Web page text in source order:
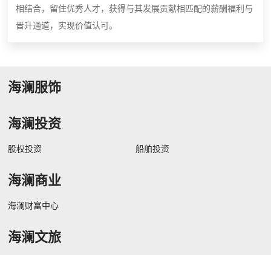
相结合，留住优秀人才，获得与其发展贡献相匹配的薪酬福利与
晋升通道，实现价值认可。
海澜服饰
海澜投资
股权投资 船舶投资
海澜商业
海澜财富中心
海澜文旅